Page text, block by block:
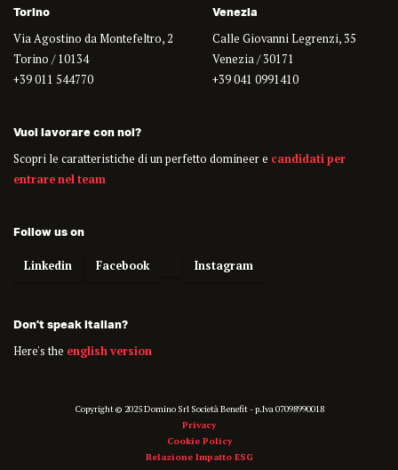
Torino
Via Agostino da Montefeltro, 2
Torino / 10134
+39 011 544770
Venezia
Calle Giovanni Legrenzi, 35
Venezia / 30171
+39 041 0991410
Vuoi lavorare con noi?
Scopri le caratteristiche di un perfetto domineer e candidati per
entrare nel team
Follow us on
Linkedin Facebook Instagram
Don't speak italian?
Here's the english version
Copyright © 2025 Domino Srl Società Benefit - p.Iva 07098990018
Privacy
Cookie Policy
Relazione Impatto ESG